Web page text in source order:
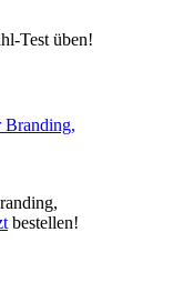
Test üben!
bestellen!